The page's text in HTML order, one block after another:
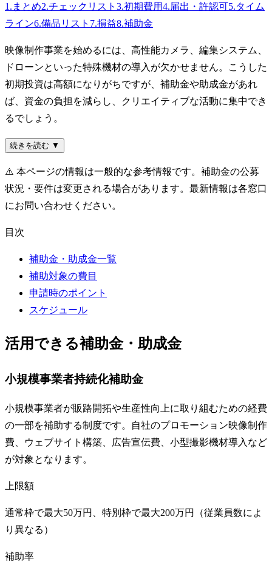
1 . まとめ2.チェックリスト 3.初期費用4.届出・許認可5.タイム
ライン6.備品リスト 7.損益8.補助金
映像制作事業を始めるには、高性能カメラ、編集システム、
ドローンといった特殊機材の導入が欠かせません。こうした
初期投資は高額になりがちですが、補助金や助成金があれ
ば、資金の負担を減らし、クリエイティブな活動に集中でき
るでしょう。
続きを読む ▼
⚠️ 本ページの情報は一般的な参考情報です。補助金の公募
状況・要件は変更される場合があります。最新情報は各窓口
にお問い合わせください。
目次
補助金・助成金一覧
補助対象の費目
申請時のポイント
スケジュール
活用できる補助金・助成金
小規模事業者持続化補助金
小規模事業者が販路開拓や生産性向上に取り組むための経費
の一部を補助する制度です。自社のプロモーション映像制作
費、ウェブサイト構築、広告宣伝費、小型撮影機材導入など
が対象となります。
上限額
通常枠で最大50万円、特別枠で最大200万円（従業員数によ
り異なる）
補助率